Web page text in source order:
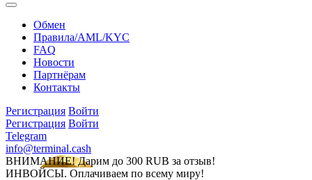
Обмен
Правила/AML/KYC
FAQ
Новости
Партнёрам
Контакты
Регистрация Войти
Регистрация Войти
Telegram
info@terminal.cash
ВНИМАНИЕ! Дарим до 300 RUB за отзыв!
ИНВОЙСЫ. Оплачиваем по всему миру!